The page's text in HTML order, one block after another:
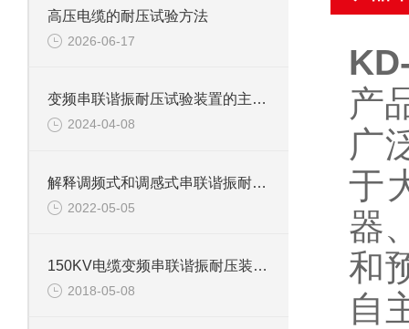
高压电缆的耐压试验方法
2026-06-17
变频串联谐振耐压试验装置的主要应用
2024-04-08
解释调频式和调感式串联谐振耐压试验装置有什么区别？
2022-05-05
150KV电缆变频串联谐振耐压装置介绍
2018-05-08
产
广
于
器
和
自